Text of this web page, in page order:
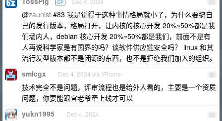
87
OP
@zaunist #83 我是觉得干这种事情格局就小了，为什么要搞自
己的发行版本，格局打开，让内核的核心开发 20%~50%都是我
们墙内人，debian 核心开发 20%~50%都是我们，前面不是有
人再说科学家是有国界的吗？谈软件供应链安全吗？ linux 和其
流行发型版本都不是闭源的东西，也不是拒绝我们加入的组织。
88
smlcgx Dec 4, 2024 via iPhone
技术完全不是问题，评审流程也是给外人看的，主要是一个资质
问题，你要能跟官老爷牵上线才可以
89
yukn1995 Dec 4, 2024